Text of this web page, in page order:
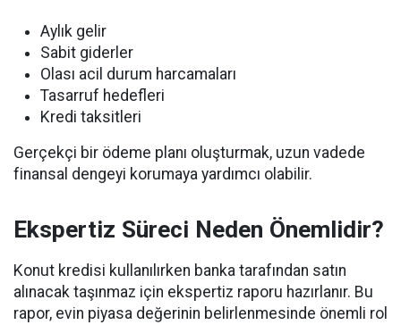
Aylık gelir
Sabit giderler
Olası acil durum harcamaları
Tasarruf hedefleri
Kredi taksitleri
Gerçekçi bir ödeme planı oluşturmak, uzun vadede
finansal dengeyi korumaya yardımcı olabilir.
Ekspertiz Süreci Neden Önemlidir?
Konut kredisi kullanılırken banka tarafından satın
alınacak taşınmaz için ekspertiz raporu hazırlanır. Bu
rapor, evin piyasa değerinin belirlenmesinde önemli rol